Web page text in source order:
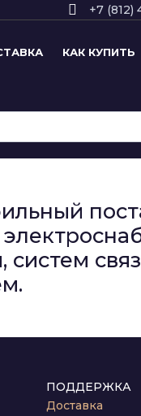
+7 (812)
КАК КУПИТЬ
ПОДДЕРЖКА
Доставка